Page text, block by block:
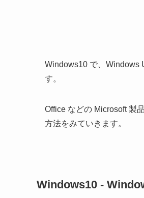
Windows10 で、Windows
す。
Office などの Microsoft 製
方法をみていきます。
Windows10 -